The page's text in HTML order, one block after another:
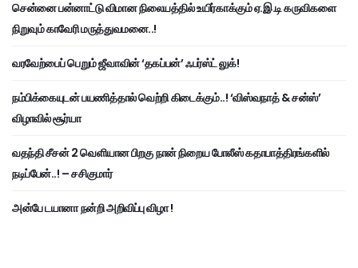
சென்னை பன்னாட்டு விமான நிலையத்தில் உயிர்காக்கும் ஏ.இ.டி கருவிகளை
நிறுவும் காவேரி மருத்துவமனை..!
வரவேற்பைப் பெறும் ஜீவாவின் ‘தகப்பன்’ ஃபர்ஸ்ட் லுக்!
நம்பிக்கையுடன் பயணித்தால் வெற்றி கிடைக்கும்..! ‘விஸ்வநாத் & சன்ஸ்’
விழாவில் சூர்யா
வதந்தி சீசன் 2 வெளியான பிறகு நான் நிறைய போலீஸ் கதாபாத்திரங்களில்
நடிப்பேன்..! – சசிகுமார்
அன்பே டயானா நன்றி அறிவிப்பு விழா !